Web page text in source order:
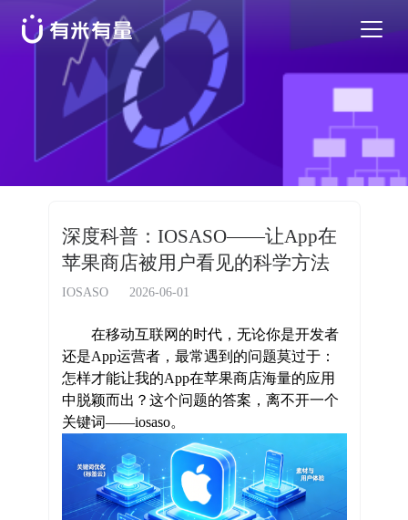
苹果应用商店优化
安卓应用商店优化
优秀案例
EN
深度科普：IOSASO——让App在
苹果商店被用户看见的科学方法
IOSASO 2026-06-01
在移动互联网的时代，无论你是开发者
还是App运营者，最常遇到的问题莫过于：
怎样才能让我的App在苹果商店海量的应用
中脱颖而出？这个问题的答案，离不开一个
关键词——iosaso。